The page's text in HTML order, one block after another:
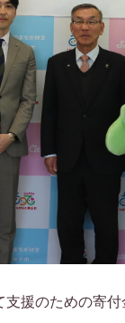
援のための寄付